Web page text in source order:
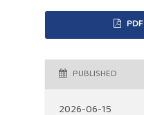
PDF
PUBLISHED
2026-06-15